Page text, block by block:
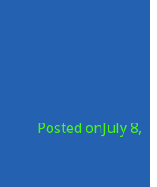
Posted onJuly 8,